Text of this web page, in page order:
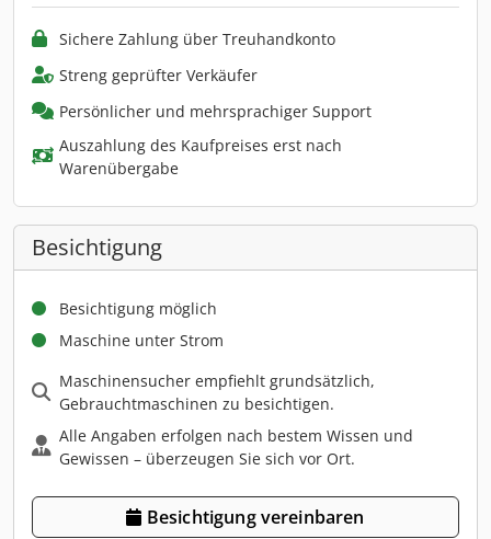
Sichere Zahlung über Treuhandkonto
Streng geprüfter Verkäufer
Persönlicher und mehrsprachiger Support
Auszahlung des Kaufpreises erst nach
Warenübergabe
Besichtigung
Besichtigung möglich
Maschine unter Strom
Maschinensucher empfiehlt grundsätzlich,
Gebrauchtmaschinen zu besichtigen.
Alle Angaben erfolgen nach bestem Wissen und
Gewissen – überzeugen Sie sich vor Ort.
Besichtigung vereinbaren